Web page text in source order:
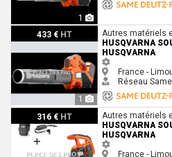
1
433 € HT
1
Husqvarna Souffleur 525IB MII Husqvarna
Autres matériels
HUSQVARNA
HUSQVARNA
France -
Réseau
316 € HT
Husqvarna Souffleur 120iBV pack
Autres matériels
HUSQVARNA
HUSQVARNA
France -